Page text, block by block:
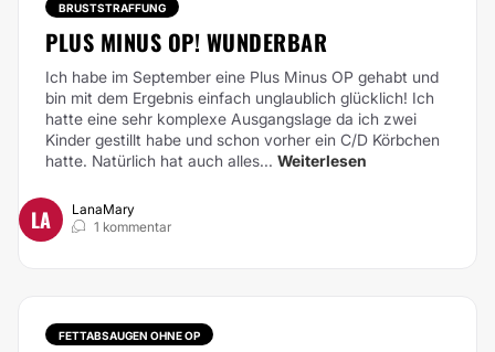
BRUSTSTRAFFUNG
PLUS MINUS OP! WUNDERBAR
Ich habe im September eine Plus Minus OP gehabt und
bin mit dem Ergebnis einfach unglaublich glücklich! Ich
hatte eine sehr komplexe Ausgangslage da ich zwei
Kinder gestillt habe und schon vorher ein C/D Körbchen
hatte. Natürlich hat auch alles... Weiterlesen
LA
LanaMary
1 kommentar
FETTABSAUGEN OHNE OP